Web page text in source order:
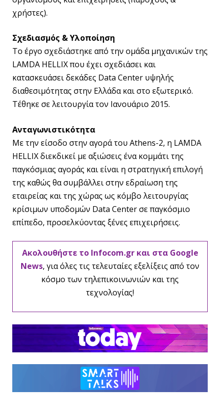
χρήστες).
Σχεδιασμός & Υλοποίηση
To έργο σχεδιάστηκε από την ομάδα μηχανικών της
LAMDA HELLIX που έχει σχεδιάσει και
κατασκευάσει δεκάδες Data Center υψηλής
διαθεσιμότητας στην Ελλάδα και στο εξωτερικό.
Τέθηκε σε λειτουργία τον Ιανουάριο 2015.
Ανταγωνιστικότητα
Με την είσοδο στην αγορά του Athens-2, η LAMDA
HELLIX διεκδικεί με αξιώσεις ένα κομμάτι της
παγκόσμιας αγοράς και είναι η στρατηγική επιλογή
της καθώς θα συμβάλλει στην εδραίωση της
εταιρείας και της χώρας ως κόμβο λειτουργίας
κρίσιμων υποδομών Data Center σε παγκόσμιο
επίπεδο, προσελκύοντας ξένες επιχειρήσεις.
Ακολουθήστε το Infocom.gr και στα Google
News, για όλες τις τελευταίες εξελίξεις από τον
κόσμο των τηλεπικοινωνιών και της
τεχνολογίας!